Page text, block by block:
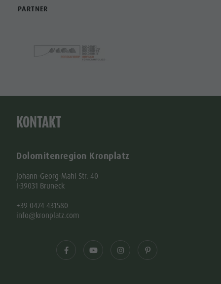
PARTNER
KONTAKT
Dolomitenregion Kronplatz
Johann-Georg-Mahl Str. 40
I-39031 Bruneck
+39 0474 431580
info@kronplatz.com